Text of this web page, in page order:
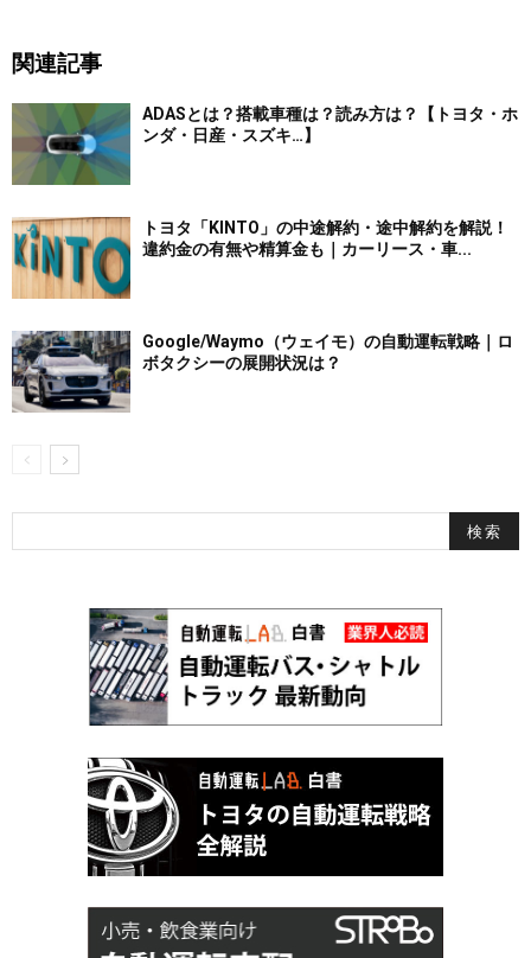
関連記事
ADASとは？搭載車種は？読み方は？【トヨタ・ホ
ンダ・日産・スズキ…】
トヨタ「KINTO」の中途解約・途中解約を解説！
違約金の有無や精算金も｜カーリース・車...
Google/Waymo（ウェイモ）の自動運転戦略｜ロ
ボタクシーの展開状況は？